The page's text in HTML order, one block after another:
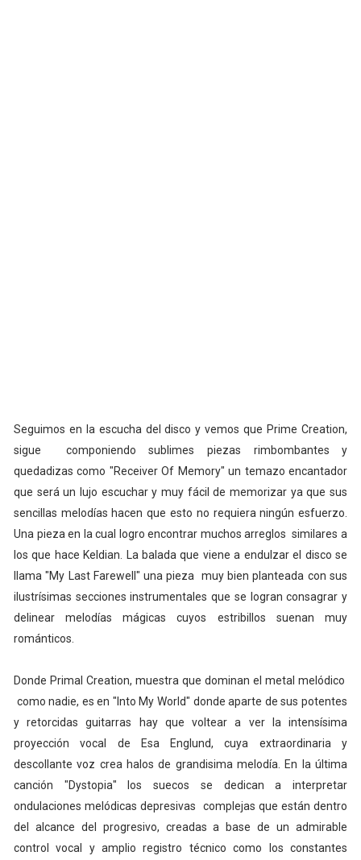
Seguimos en la escucha del disco y vemos que Prime Creation,
sigue componiendo sublimes piezas rimbombantes y
quedadizas como "Receiver Of Memory" un temazo encantador
que será un lujo escuchar y muy fácil de memorizar ya que sus
sencillas melodías hacen que esto no requiera ningún esfuerzo.
Una pieza en la cual logro encontrar muchos arreglos similares a
los que hace Keldian. La balada que viene a endulzar el disco se
llama "My Last Farewell" una pieza muy bien planteada con sus
ilustrísimas secciones instrumentales que se logran consagrar y
delinear melodías mágicas cuyos estribillos suenan muy
románticos.
Donde Primal Creation, muestra que dominan el metal melódico
como nadie, es en "Into My World" donde aparte de sus potentes
y retorcidas guitarras hay que voltear a ver la intensísima
proyección vocal de Esa Englund, cuya extraordinaria y
descollante voz crea halos de grandisima melodía. En la última
canción "Dystopia" los suecos se dedican a interpretar
ondulaciones melódicas depresivas complejas que están dentro
del alcance del progresivo, creadas a base de un admirable
control vocal y amplio registro técnico como los constantes